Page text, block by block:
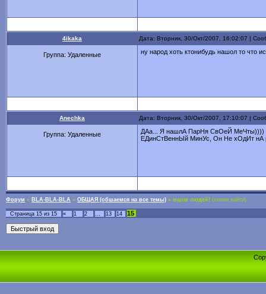
4ikaka Дата: Вторник, 30/Окт/2007, 16:02:07 |
Группа: Удаленные ну народ хоть ктонибудь нашол то что
Anechka Дата: Вторник, 30/Окт/2007, 17:10:07 |
Группа: Удаленные
ДАа... Я нашлА ПарНя СвОеЙ МеЧты))))
ЕДинСтВеннЫй МинУс, Он Не хОдИт
Форум » BLA-BLA-BLA » ОБЩАЯ (обшаемся на все темы) » ищем людей! (хотим найти)
Страница 15 из 15 « 1 2 … 13 14 15